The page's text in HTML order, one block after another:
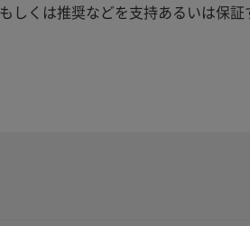
しくは推奨などを支持あるいは保証